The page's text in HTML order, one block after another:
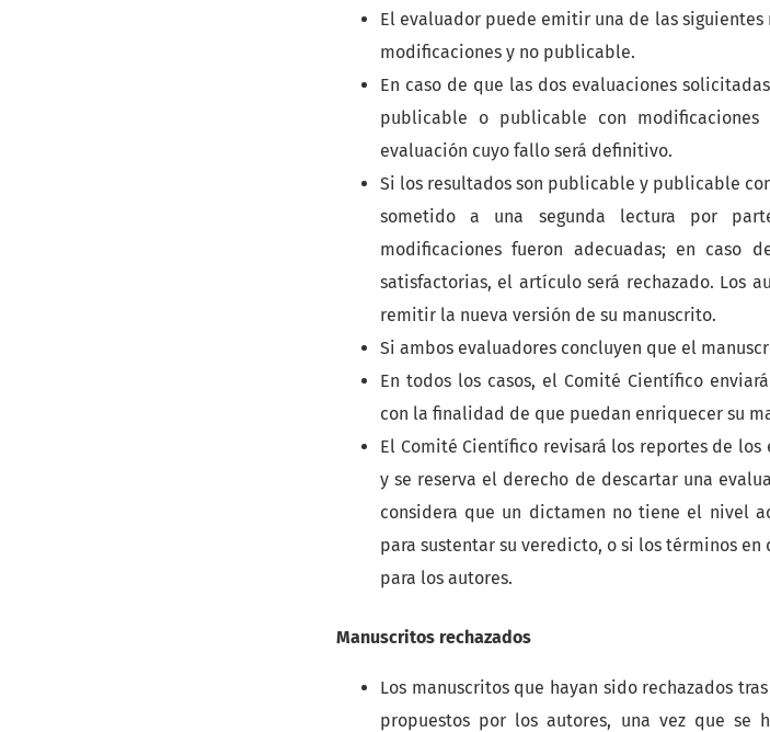
El evaluador puede emitir una de las
modificaciones y no publicable.
En caso de que las dos evaluaciones
publicable o publicable con
evaluación cuyo fallo será definitivo.
Si los resultados son publicable y publicable
sometido a una segunda lectura por
modificaciones fueron adecuadas; en caso
satisfactorias, el artículo será rechazado. Los
remitir la nueva versión de su manuscrito.
Si ambos evaluadores concluyen que el
En todos los casos, el Comité Científico
con la finalidad de que puedan enriquecer su
El Comité Científico revisará los reportes de
y se reserva el derecho de descartar una
considera que un dictamen no tiene el nivel
para sustentar su veredicto, o si los términos
para los autores.
Manuscritos rechazados
Los manuscritos que hayan sido rechazados
propuestos por los autores, una vez que se